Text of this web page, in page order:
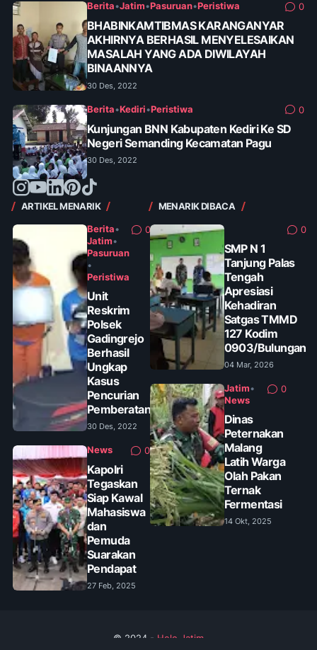
Berita•Jatim•Pasuruan•Peristiwa 0
BHABINKAMTIBMAS KARANGANYAR
AKHIRNYA BERHASIL MENYELESAIKAN
MASALAH YANG ADA DIWILAYAH
BINAANNYA
30 Des, 2022
Berita•Kediri•Peristiwa 0
Kunjungan BNN Kabupaten Kediri Ke SD
Negeri Semanding Kecamatan Pagu
30 Des, 2022
ARTIKEL MENARIK
Berita•
Jatim•
Pasuruan
•
Peristiwa
0
Unit
Reskrim
Polsek
Gadingrejo
Berhasil
Ungkap
Kasus
Pencurian
Pemberatan
30 Des, 2022
News 0
Kapolri
Tegaskan
Siap Kawal
Mahasiswa
dan
Pemuda
Suarakan
Pendapat
27 Feb, 2025
MENARIK DIBACA
0
SMP N 1
Tanjung Palas
Tengah
Apresiasi
Kehadiran
Satgas TMMD
127 Kodim
0903/Bulungan
04 Mar, 2026
Jatim•
News
0
Dinas
Peternakan
Malang
Latih Warga
Olah Pakan
Ternak
Fermentasi
14 Okt, 2025
© 2024 - Helo Jatim